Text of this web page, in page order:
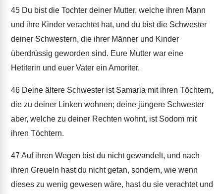
45 Du bist die Tochter deiner Mutter, welche ihren Mann
und ihre Kinder verachtet hat, und du bist die Schwester
deiner Schwestern, die ihrer Männer und Kinder
überdrüssig geworden sind. Eure Mutter war eine
Hetiterin und euer Vater ein Amoriter.
46 Deine ältere Schwester ist Samaria mit ihren Töchtern,
die zu deiner Linken wohnen; deine jüngere Schwester
aber, welche zu deiner Rechten wohnt, ist Sodom mit
ihren Töchtern.
47 Auf ihren Wegen bist du nicht gewandelt, und nach
ihren Greueln hast du nicht getan, sondern, wie wenn
dieses zu wenig gewesen wäre, hast du sie verachtet und